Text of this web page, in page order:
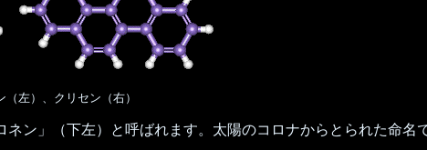
（左）、クリセン（右）
ン」（下左）と呼ばれます。太陽のコロナからとられた命名